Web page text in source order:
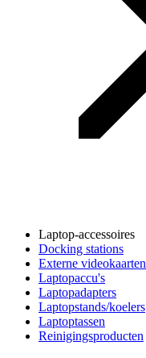
Laptop-accessoires
Docking stations
Externe videokaarten
Laptopaccu's
Laptopadapters
Laptopstands/koelers
Laptoptassen
Reinigingsproducten